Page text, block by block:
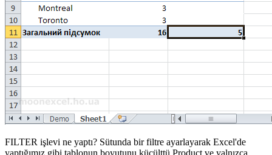
FILTER işlevi ne yaptı? Sütunda bir filtre ayarlayarak Excel'de
yaptığımız gibi tablonun boyutunu küçülttü Product ve yalnızca